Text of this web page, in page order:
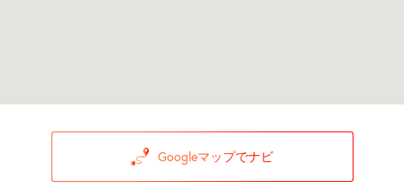
Googleマップでナビ